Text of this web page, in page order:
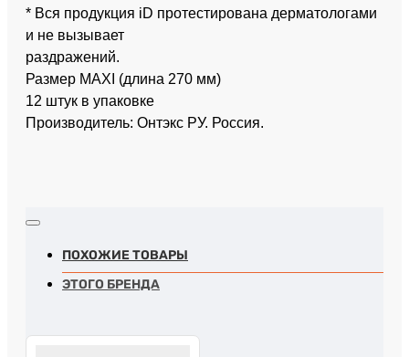
* Вся продукция iD протестирована дерматологами
и не вызывает
раздражений.
Размер MAXI (длина 270 мм)
12 штук в упаковке
Производитель: Онтэкс РУ. Россия.
ПОХОЖИЕ ТОВАРЫ
ЭТОГО БРЕНДА